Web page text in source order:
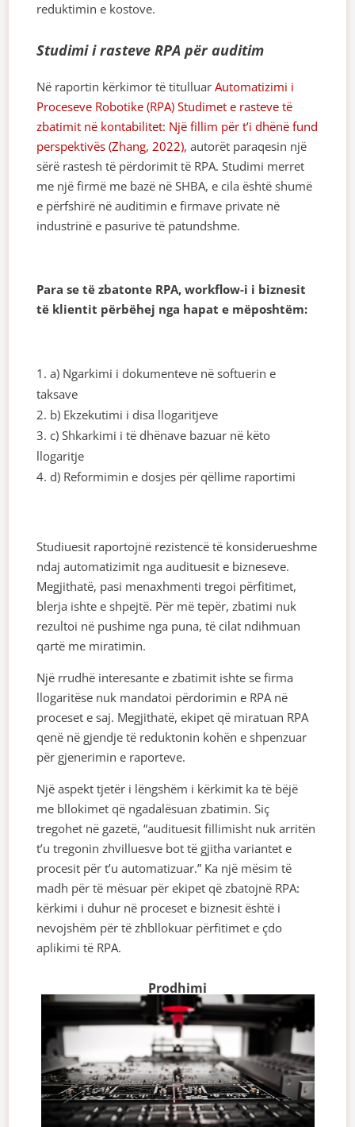
reduktimin e kostove.
Studimi i rasteve RPA për auditim
Në raportin kërkimor të titulluarAutomatizimi i
Proceseve Robotike (RPA) Studimet e rasteve të
zbatimit në kontabilitet: Një fillim për t’i dhënë fund
perspektivës (Zhang, 2022), autorët paraqesin një
sërë rastesh të përdorimit të RPA. Studimi merret
me një firmë me bazë në SHBA, e cila është shumë
e përfshirë në auditimin e firmave private në
industrinë e pasurive të patundshme.
Para se të zbatonte RPA, workflow-i i biznesit
të klientit përbëhej nga hapat e mëposhtëm:
a) Ngarkimi i dokumenteve në softuerin e
taksave
b) Ekzekutimi i disa llogaritjeve
c) Shkarkimi i të dhënave bazuar në këto
llogaritje
d) Reformimin e dosjes për qëllime raportimi
Studiuesit raportojnë rezistencë të konsiderueshme
ndaj automatizimit nga audituesit e bizneseve.
Megjithatë, pasi menaxhmenti tregoi përfitimet,
blerja ishte e shpejtë. Për më tepër, zbatimi nuk
rezultoi në pushime nga puna, të cilat ndihmuan
qartë me miratimin.
Një rrudhë interesante e zbatimit ishte se firma
llogaritëse nuk mandatoi përdorimin e RPA në
proceset e saj. Megjithatë, ekipet që miratuan RPA
qenë në gjendje të reduktonin kohën e shpenzuar
për gjenerimin e raporteve.
Një aspekt tjetër i lëngshëm i kërkimit ka të bëjë
me bllokimet që ngadalësuan zbatimin. Siç
tregohet në gazetë, “audituesit fillimisht nuk arritën
t’u tregonin zhvilluesve bot të gjitha variantet e
procesit për t’u automatizuar.” Ka një mësim të
madh për të mësuar për ekipet që zbatojnë RPA:
kërkimi i duhur në proceset e biznesit është i
nevojshëm për të zhbllokuar përfitimet e çdo
aplikimi të RPA.
Prodhimi